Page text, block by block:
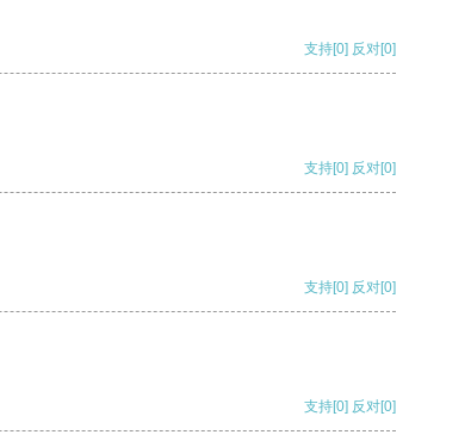
支持[0] 反对[0]
支持[0] 反对[0]
支持[0] 反对[0]
支持[0] 反对[0]